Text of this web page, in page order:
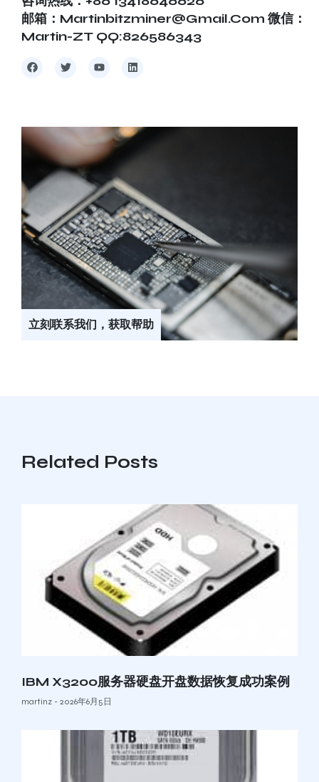
邮箱：martinbitzminer@gmail.com 微信：
Martin-ZT QQ:826586343
立刻联系我们，获取帮助
Related Posts
IBM X3200服务器硬盘开盘数据恢复成功案例
martinz 2026年6月5日